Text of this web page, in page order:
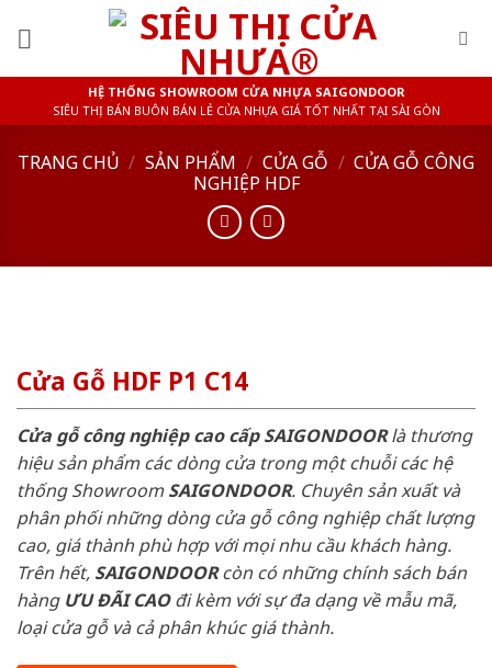
HỆ THỐNG SHOWROOM CỬA NHỰA SAIGONDOOR
SIÊU THỊ BÁN BUÔN BÁN LẺ CỬA NHỰA GIÁ TỐT NHẤT TẠI SÀI GÒN
TRANG CHỦ / SẢN PHẨM / CỬA GỖ / CỬA GỖ CÔNG
NGHIỆP HDF
Cửa Gỗ HDF P1 C14
Cửa gỗ công nghiệp cao cấp SAIGONDOORlà thương
hiệu sản phẩm các dòng cửa trong một chuỗi các hệ
thống ShowroomSAIGONDOOR. Chuyên sản xuất và
phân phối những dòng cửa gỗ công nghiệp chất lượng
cao, giá thành phù hợp với mọi nhu cầu khách hàng.
Trên hết, SAIGONDOORcòn có những chính sách bán
hàng ƯU ĐÃI CAOđi kèm với sự đa dạng về mẫu mã,
loại cửa gỗ và cả phân khúc giá thành.